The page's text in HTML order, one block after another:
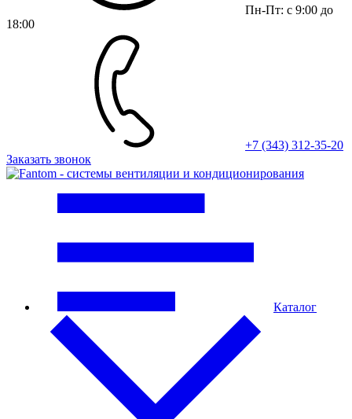
Пн-Пт: с 9:00 до
18:00
+7 (343) 312-35-20
Заказать звонок
Каталог